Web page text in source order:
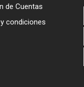
de Cuentas
condiciones